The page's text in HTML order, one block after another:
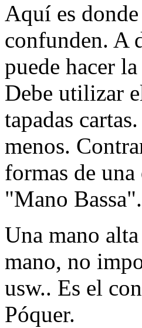
Aquí es
confunden. A
puede hacer
Debe utilizar
tapadas
menos.
formas de
"Mano Bassa".
Una mano
mano, no
usw.. Es el
Póquer.